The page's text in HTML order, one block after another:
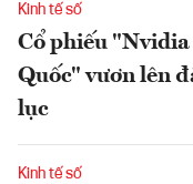
Kinh tế số
Cổ phiếu
Quốc" vươn lên
lục
Kinh tế số